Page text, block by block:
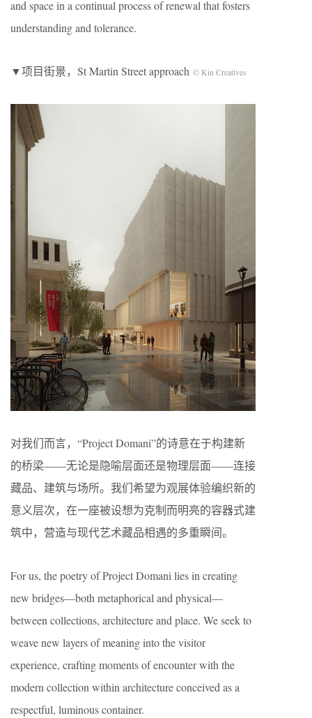
and space in a continual process of renewal that fosters
understanding and tolerance.
▼项目街景，St Martin Street approach © Kin Creatives
对我们而言，“Project Domani”的诗意在于构建新
的桥梁——无论是隐喻层面还是物理层面——连接
藏品、建筑与场所。我们希望为观展体验编织新的
意义层次，在一座被设想为克制而明亮的容器式建
筑中，营造与现代艺术藏品相遇的多重瞬间。
For us, the poetry of Project Domani lies in creating
new bridges—both metaphorical and physical—
between collections, architecture and place. We seek to
weave new layers of meaning into the visitor
experience, crafting moments of encounter with the
modern collection within architecture conceived as a
respectful, luminous container.